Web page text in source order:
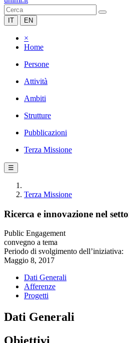
IT EN
×
Home
Persone
Attività
Ambiti
Strutture
Pubblicazioni
Terza Missione
☰
Terza Missione
Ricerca e innovazione nel
Public Engagement
convegno a tema
Periodo di svolgimento dell’iniziativa:
Maggio 8, 2017
Dati Generali
Afferenze
Progetti
Dati Generali